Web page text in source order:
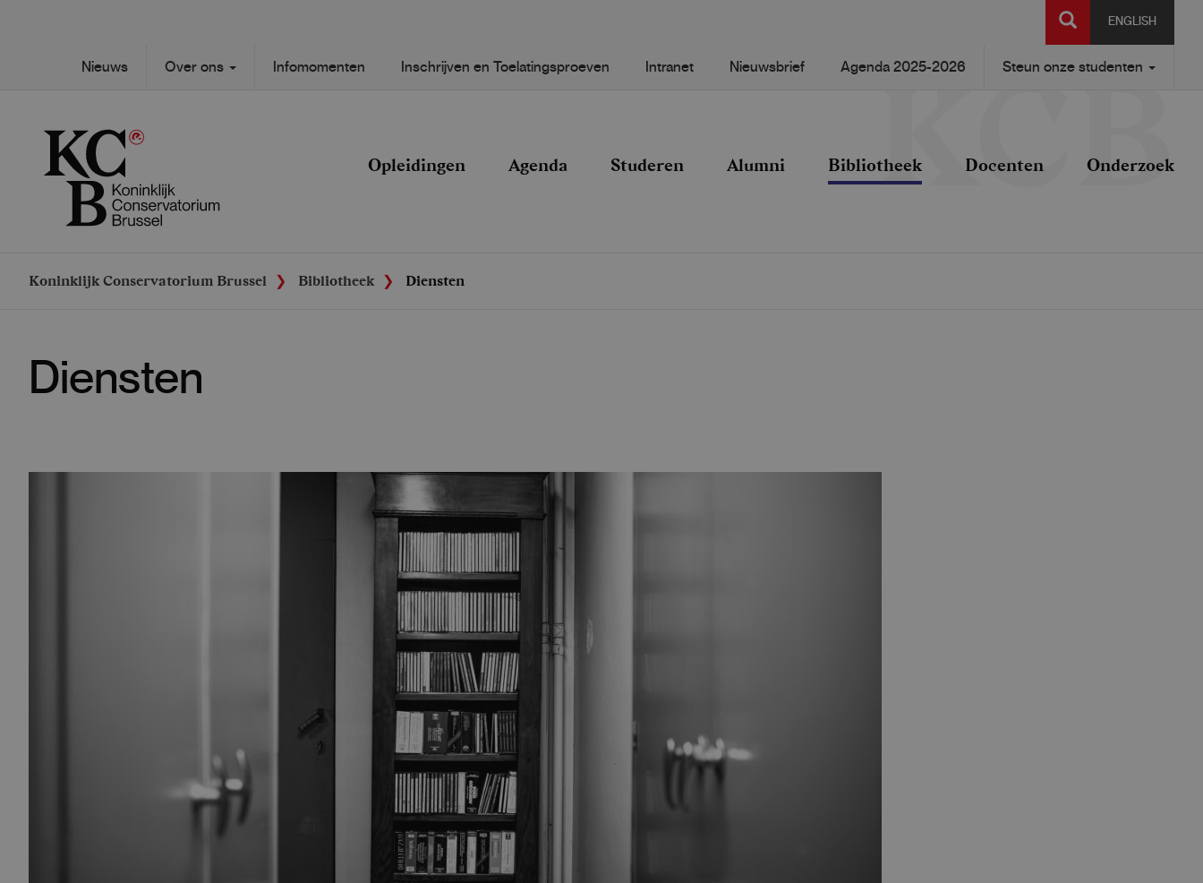
ENGLISH
SEARCH
Secondary
navigation
Nieuws Over ons Infomomenten Inschrijven en Toelatingsproeven Intranet Nieuwsbrief Agenda 2025-2026 Steun onze studenten
navigation
Opleidingen Agenda Studeren Alumni Bibliotheek Docenten Onderzoek
Koninklijk Conservatorium Brussel Bibliotheek Diensten
Diensten